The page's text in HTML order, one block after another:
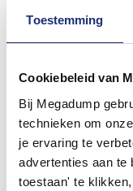
Toestemming
Cookiebeleid van
Bij Megadump
technieken om
je ervaring te
advertenties aan te
toestaan' te